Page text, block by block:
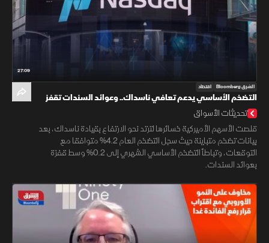
27:09
الشرق Bloomberg اقتصاد
التضخم الأساسي يدعم تعافي ناسداك.. وعوائد السندات تقفز
تحديثات الأسواق
قلصت الأسهم الأميركية خسائرها لترتد نحو الارتفاع بقيادة ناسداك، بعد
بيانات تضخم متباينة حيث سجل التضخم العام 4.2% متوافقا مع
التوقعات، وتباطأ التضخم الأساسي الشهري إلى 0.2% وسط قفزة
بعوائد السندات.